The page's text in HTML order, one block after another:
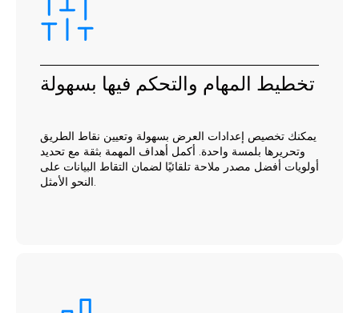
تخطيط المهام والتحكم فيها بسهولة
يمكنك تخصيص إعدادات العرض بسهولة وتعيين نقاط الطريق
وتحريرها بلمسة واحدة. أكمل أهداف المهمة بثقة مع تحديد
أولويات أفضل مصدر ملاحة تلقائيًا لضمان التقاط البيانات على
النحو الأمثل.